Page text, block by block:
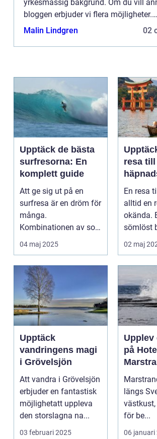
yrkesmässig bakgrund. Om du vill
bloggen erbjuder vi flera möjligheter.
Bannerannonser är endast ett av
Malin Lindgren 02
Upptäck de bästa
surfresorna: En
komplett guide
Att ge sig ut på en
surfresa är en dröm för
många.
Kombinationen av sol,
...
04 maj 2025
resa till
kultur
En resa
alltid en
okända.
sömlöst
02 maj
Upptäck
vandringens magi
i Grövelsjön
Att vandra i Grövelsjön
erbjuder en fantastisk
möjlighetatt uppleva
den storslagna na...
03 februari 2025
Upplev
på Hotell
längs
för be...
06 januari